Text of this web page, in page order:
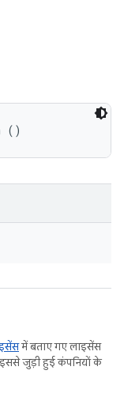
()
में बताए गए लाइसेंस
जुड़ी हुई कंपनियों के